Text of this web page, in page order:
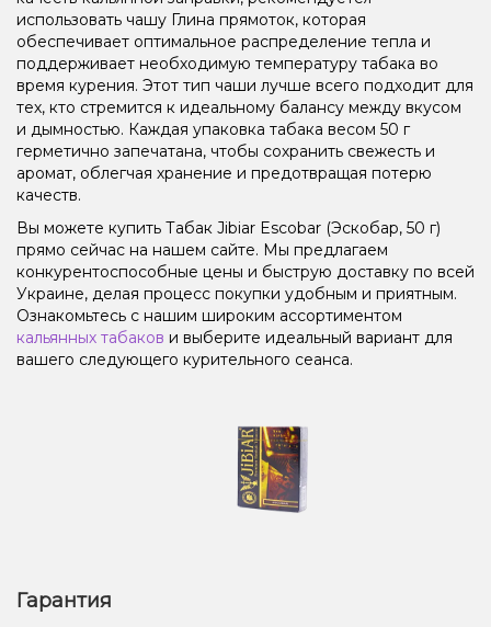
использовать чашу Глина прямоток, которая
обеспечивает оптимальное распределение тепла и
поддерживает необходимую температуру табака во
время курения. Этот тип чаши лучше всего подходит для
тех, кто стремится к идеальному балансу между вкусом
и дымностью. Каждая упаковка табака весом 50 г
герметично запечатана, чтобы сохранить свежесть и
аромат, облегчая хранение и предотвращая потерю
качеств.
Вы можете купить Табак Jibiar Escobar (Эскобар, 50 г)
прямо сейчас на нашем сайте. Мы предлагаем
конкурентоспособные цены и быструю доставку по всей
Украине, делая процесс покупки удобным и приятным.
Ознакомьтесь с нашим широким ассортиментом
кальянных табаков и выберите идеальный вариант для
вашего следующего курительного сеанса.
Гарантия